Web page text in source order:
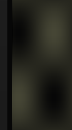
ビ
ゲ
ー
シ
ョ
ン